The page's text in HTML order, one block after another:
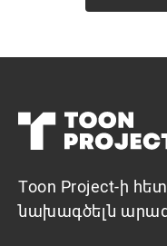
Toon Project-ի հետ
նախագծելն